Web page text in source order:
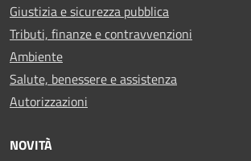
Giustizia e sicurezza pubblica
Tributi, finanze e contravvenzioni
Ambiente
Salute, benessere e assistenza
Autorizzazioni
NOVITÀ